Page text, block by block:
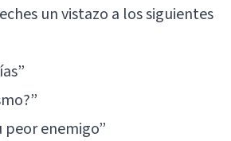
un vistazo a los siguientes
peor enemigo”